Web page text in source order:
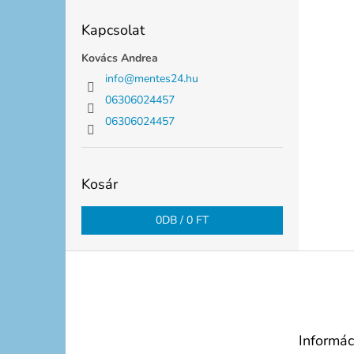
Kapcsolat
Kovács Andrea
info@mentes24.hu
06306024457
06306024457
Kosár
0DB / 0 FT